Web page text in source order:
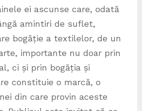
ei ascunse care, odată
amintiri de suflet,
bogăție a textilelor, de un
importante nu doar prin
ci și prin bogăția și
constituie o marcă, o
din care provin aceste